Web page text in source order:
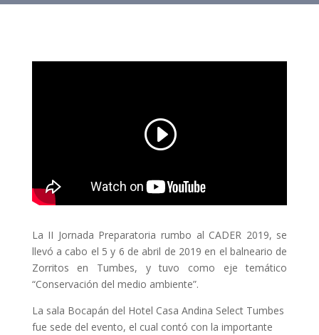
La II Jornada Preparatoria rumbo al CADER 2019, se
llevó a cabo el 5 y 6 de abril de 2019 en el balneario de
Zorritos en Tumbes, y tuvo como eje temático
“Conservación del medio ambiente”.
La sala Bocapán del Hotel Casa Andina Select Tumbes
fue sede del evento, el cual contó con la importante